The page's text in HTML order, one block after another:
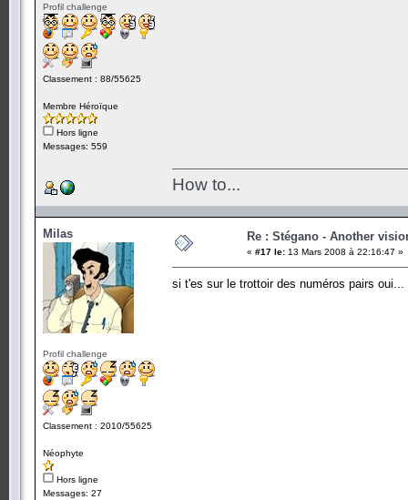
Profil challenge
Classement : 88/55625
Membre Héroïque
Hors ligne
Messages: 559
How to...
Milas
Profil challenge
Classement : 2010/55625
Néophyte
Hors ligne
Messages: 27
Re : Stégano - Another
« #17 le: 13 Mars 2008 à 22:16:47 »
si t'es sur le trottoir des numéros pairs